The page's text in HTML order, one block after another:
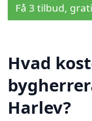
Få 3 tilbud,
Hvad
Harlev?